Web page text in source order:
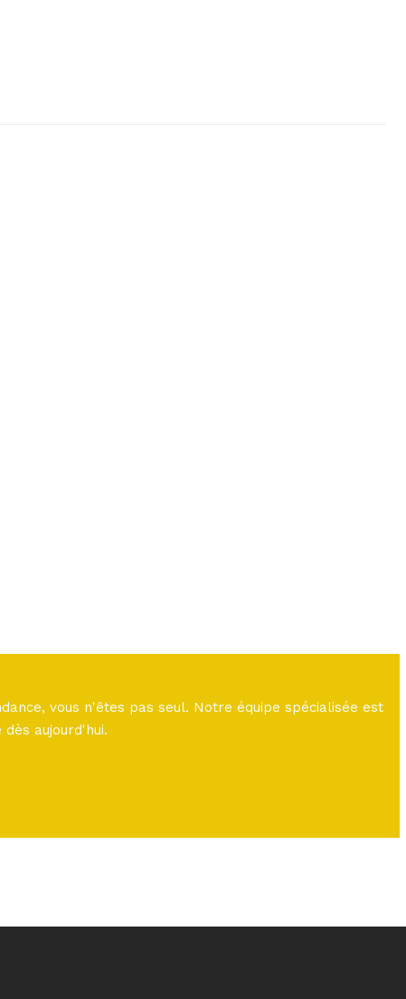
vous n'êtes pas seul. Notre équipe spécialisée est
aujourd'hui.